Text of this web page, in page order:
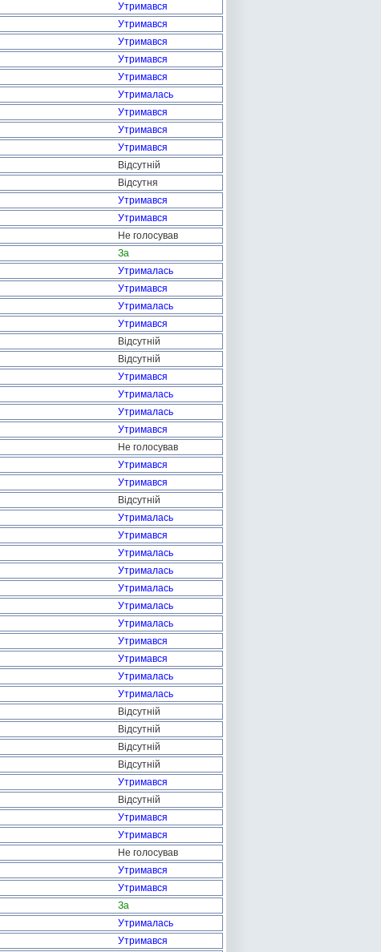
Утримався
Утримався
Утримався
Утримався
Утримався
Утрималась
Утримався
Утримався
Утримався
Відсутній
Відсутня
Утримався
Утримався
Не голосував
За
Утрималась
Утримався
Утрималась
Утримався
Відсутній
Відсутній
Утримався
Утрималась
Утрималась
Утримався
Не голосував
Утримався
Утримався
Відсутній
Утрималась
Утримався
Утрималась
Утрималась
Утрималась
Утрималась
Утрималась
Утримався
Утримався
Утрималась
Утрималась
Відсутній
Відсутній
Відсутній
Відсутній
Утримався
Відсутній
Утримався
Утримався
Не голосував
Утримався
Утримався
За
Утрималась
Утримався